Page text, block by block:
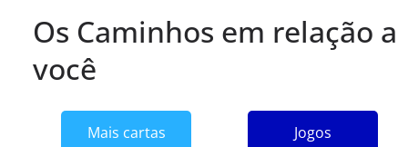
Os Caminhos em relação a
você
Mais cartas
Jogos